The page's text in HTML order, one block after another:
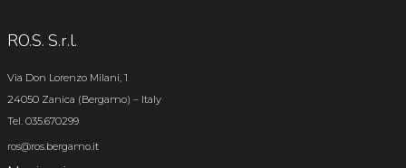
RO.S. S.r.l.
Via Don Lorenzo Milani, 1
24050 Zanica (Bergamo) – Italy
Tel. 035.670299
ros@ros.bergamo.it